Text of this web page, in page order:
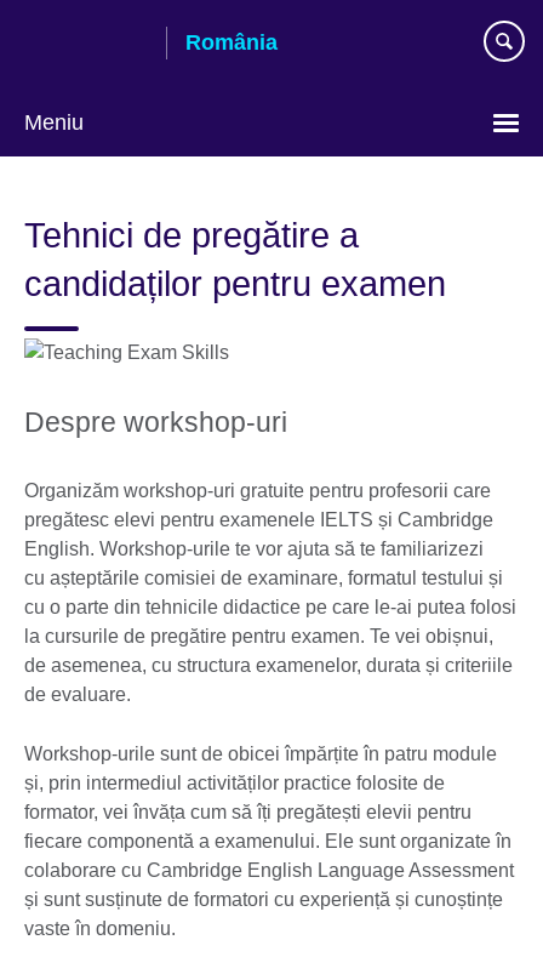
România
Meniu
Tehnici de pregătire a
candidaților pentru examen
Despre workshop-uri
Organizăm workshop-uri gratuite pentru profesorii care
pregătesc elevi pentru examenele IELTS și Cambridge
English. Workshop-urile te vor ajuta să te familiarizezi
cu așteptările comisiei de examinare, formatul testului și
cu o parte din tehnicile didactice pe care le-ai putea folosi
la cursurile de pregătire pentru examen. Te vei obișnui,
de asemenea, cu structura examenelor, durata și criteriile
de evaluare.
Workshop-urile sunt de obicei împărțite în patru module
și, prin intermediul activităților practice folosite de
formator, vei învăța cum să îți pregătești elevii pentru
fiecare componentă a examenului. Ele sunt organizate în
colaborare cu Cambridge English Language Assessment
și sunt susținute de formatori cu experiență și cunoștințe
vaste în domeniu.